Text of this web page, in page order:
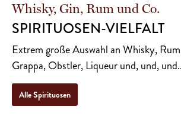
Whisky, Gin, Rum und Co.
SPIRITUOSEN-VIELFALT
Extrem große Auswahl an Whisky,
Grappa, Obstler, Liqueur und, und, und..
Alle Spirituosen